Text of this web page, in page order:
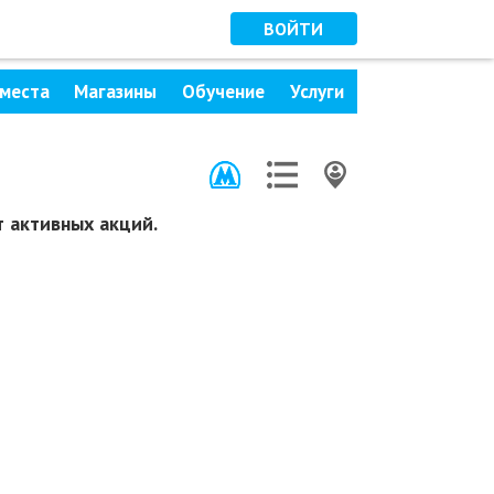
ВОЙТИ
Магазины Обучение Услуги
активных акций.